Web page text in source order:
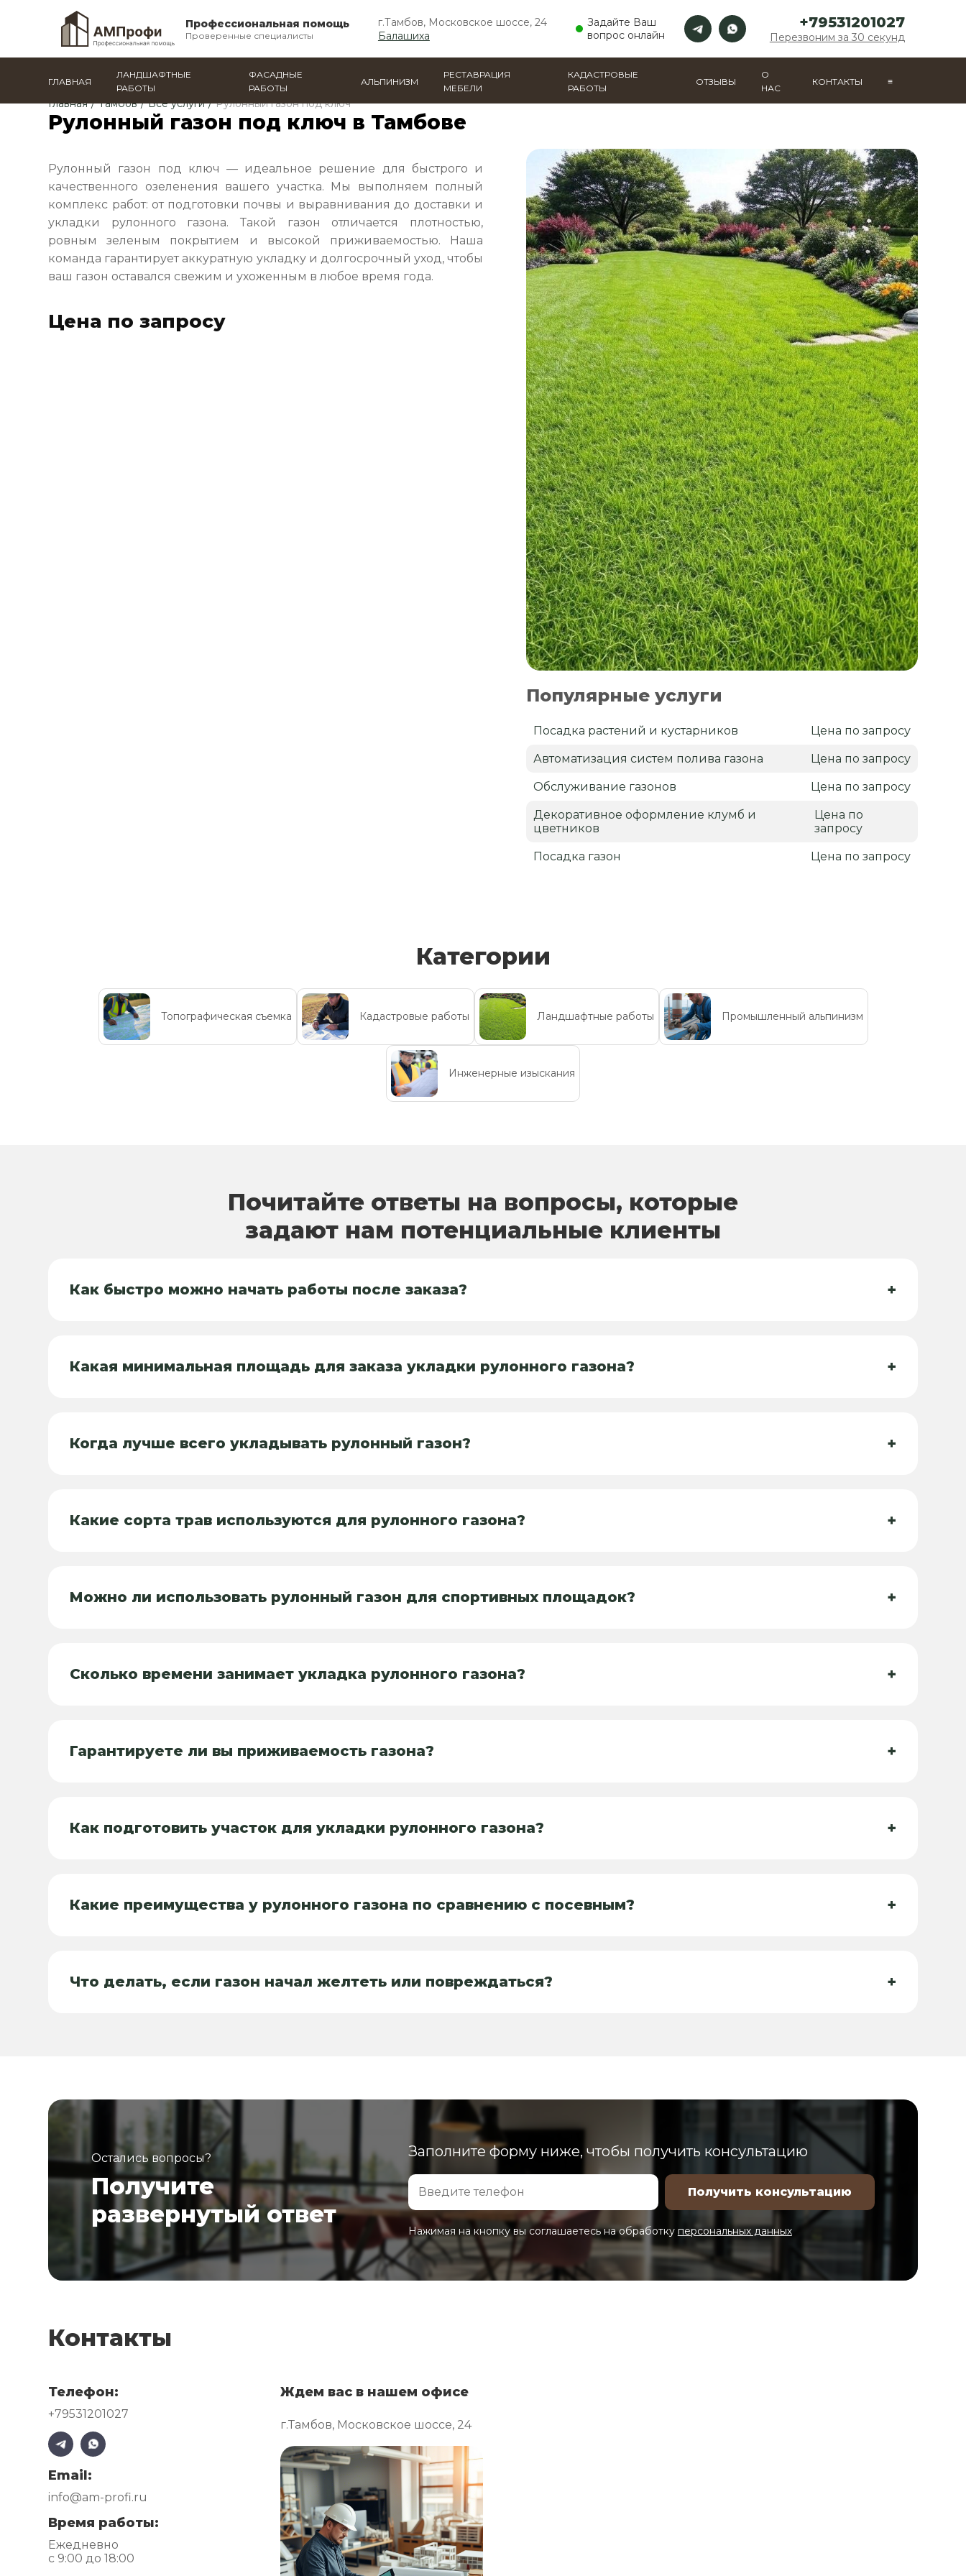
Профессиональная помощь
Проверенные специалисты
г.Тамбов, Московское шоссе, 24
Балашиха
Задайте Ваш
вопрос онлайн
+79531201027
Перезвоним за 30 секунд
ГЛАВНАЯ
ЛАНДШАФТНЫЕ
РАБОТЫ
ФАСАДНЫЕ
РАБОТЫ
АЛЬПИНИЗМ
РЕСТАВРАЦИЯ
МЕБЕЛИ
КАДАСТРОВЫЕ
РАБОТЫ
ОТЗЫВЫ
О
НАС
КОНТАКТЫ ≡
Главная / Тамбов / Все услуги / Рулонный газон под ключ
Рулонный газон под ключ в Тамбове
Рулонный газон под ключ — идеальное решение для быстрого и
качественного озеленения вашего участка. Мы выполняем полный
комплекс работ: от подготовки почвы и выравнивания до доставки и
укладки рулонного газона. Такой газон отличается плотностью,
ровным зеленым покрытием и высокой приживаемостью. Наша
команда гарантирует аккуратную укладку и долгосрочный уход, чтобы
ваш газон оставался свежим и ухоженным в любое время года.
Цена по запросу
Популярные услуги
Посадка растений и кустарников Цена по запросу
Автоматизация систем полива газона Цена по запросу
Обслуживание газонов Цена по запросу
Декоративное оформление клумб и
цветников
Цена по
запросу
Посадка газон Цена по запросу
Категории
Топографическая съемка Кадастровые работы Ландшафтные работы Промышленный альпинизм
Инженерные изыскания
Почитайте ответы на вопросы, которые
задают нам потенциальные клиенты
Как быстро можно начать работы после заказа? +
Какая минимальная площадь для заказа укладки рулонного газона? +
Когда лучше всего укладывать рулонный газон? +
Какие сорта трав используются для рулонного газона? +
Можно ли использовать рулонный газон для спортивных площадок? +
Сколько времени занимает укладка рулонного газона? +
Гарантируете ли вы приживаемость газона? +
Как подготовить участок для укладки рулонного газона? +
Какие преимущества у рулонного газона по сравнению с посевным? +
Что делать, если газон начал желтеть или повреждаться? +
Остались вопросы?
Получите
развернутый ответ
Заполните форму ниже, чтобы получить консультацию
Нажимая на кнопку вы соглашаетесь на обработку персональных данных
Контакты
Телефон:
+79531201027
Email:
info@am-profi.ru
Время работы:
Ежедневно
с 9:00 до 18:00
Ждем вас в нашем офисе
г.Тамбов, Московское шоссе, 24